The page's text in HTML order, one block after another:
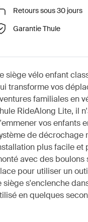
Retours sous 30 jours
Garantie Thule
siège vélo enfant
transforme vos
familiales en
RideAlong Lite, il
vos enfants
de décrochage
plus facile et
avec des boulons
pour utiliser un
siège s'enclenche
en quelques